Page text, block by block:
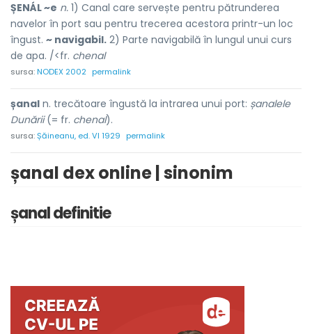
ȘENÁL ~e n. 1) Canal care servește pentru pătrunderea
navelor în port sau pentru trecerea acestora printr-un loc
îngust. ~ navigabil. 2) Parte navigabilă în lungul unui curs
de apa. /<fr. chenal
sursa:NODEX 2002 permalink
șanal n. trecătoare îngustă la intrarea unui port: șanalele
Dunării(= fr. chenal).
sursa:Șăineanu, ed. VI 1929 permalink
șanal dex online | sinonim
șanal definitie